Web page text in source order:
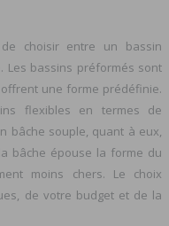
choisir entre un bassin
Les bassins préformés sont
une forme prédéfinie.
flexibles en termes de
bâche souple, quant à eux,
bâche épouse la forme du
moins chers. Le choix
de votre budget et de la